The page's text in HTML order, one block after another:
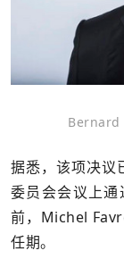
Bernard
据悉，该项决议
委员会会议上
前，Michel
任期。